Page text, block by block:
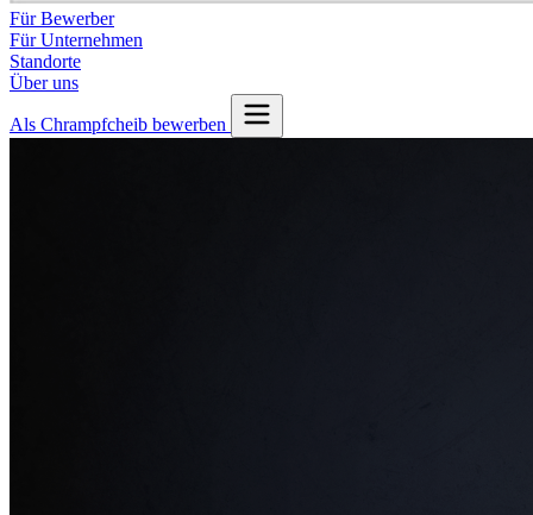
Für Bewerber
Für Unternehmen
Standorte
Über uns
Als Chrampfcheib bewerben